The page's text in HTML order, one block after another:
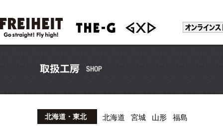
北海道・東北 北海道 宮城 山形 福島